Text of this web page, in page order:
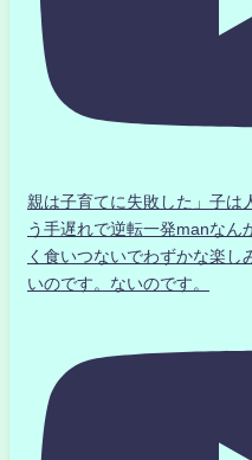
親は子育てに失敗した」子は
う手遅れで逆転一発manなん
く食いつないでわずかな楽し
いのです。ないのです。